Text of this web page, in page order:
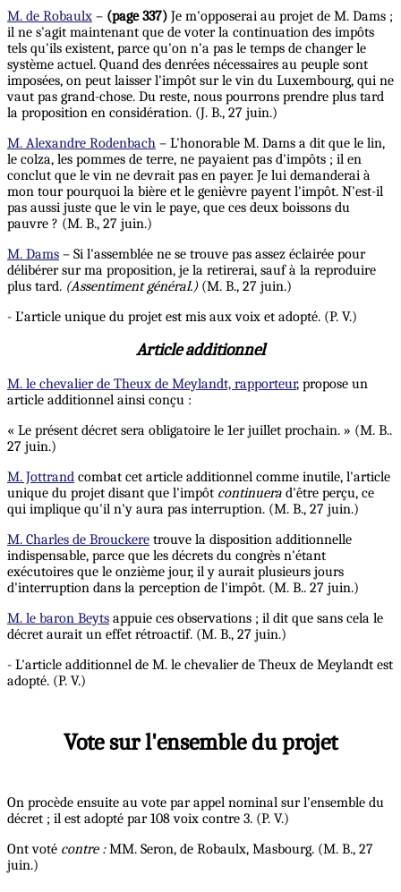
M. de Robaulx – (page 337) Je m'opposerai au projet de M. Dams ;
il ne s'agit maintenant que de voter la continuation des impôts
tels qu'ils existent, parce qu'on n'a pas le temps de changer le
système actuel. Quand des denrées nécessaires au peuple sont
imposées, on peut laisser l'impôt sur le vin du Luxembourg, qui ne
vaut pas grand-chose. Du reste, nous pourrons prendre plus tard
la proposition en considération. (J. B., 27 juin.)
M. Alexandre Rodenbach – L'honorable M. Dams a dit que le lin,
le colza, les pommes de terre, ne payaient pas d'impôts ; il en
conclut que le vin ne devrait pas en payer. Je lui demanderai à
mon tour pourquoi la bière et le genièvre payent l'impôt. N'est-il
pas aussi juste que le vin le paye, que ces deux boissons du
pauvre ? (M. B., 27 juin.)
M. Dams – Si l'assemblée ne se trouve pas assez éclairée pour
délibérer sur ma proposition, je la retirerai, sauf à la reproduire
plus tard. (Assentiment général.)(M. B., 27 juin.)
- L’article unique du projet est mis aux voix et adopté. (P. V.)
Article additionnel
M. le chevalier de Theux de Meylandt, rapporteur, propose un
article additionnel ainsi conçu :
« Le présent décret sera obligatoire le 1er juillet prochain. » (M. B..
27 juin.)
M. Jottrand combat cet article additionnel comme inutile, l'article
unique du projet disant que l'impôt continuera d'être perçu, ce
qui implique qu'il n'y aura pas interruption. (M. B., 27 juin.)
M. Charles de Brouckere trouve la disposition additionnelle
indispensable, parce que les décrets du congrès n'étant
exécutoires que le onzième jour, il y aurait plusieurs jours
d'interruption dans la perception de l'impôt. (M. B.. 27 juin.)
M. le baron Beyts appuie ces observations ; il dit que sans cela le
décret aurait un effet rétroactif. (M. B., 27 juin.)
- L'article additionnel de M. le chevalier de Theux de Meylandt est
adopté. (P. V.)
Vote sur l'ensemble du projet
On procède ensuite au vote par appel nominal sur l'ensemble du
décret ; il est adopté par 108 voix contre 3. (P. V.)
Ont voté contre :MM. Seron, de Robaulx, Masbourg. (M. B., 27
juin.)